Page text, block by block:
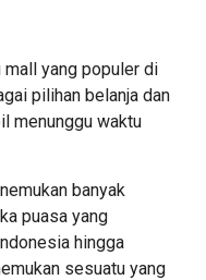
mall yang populer di
pilihan belanja dan
menunggu waktu
banyak
puasa yang
hingga
sesuatu yang